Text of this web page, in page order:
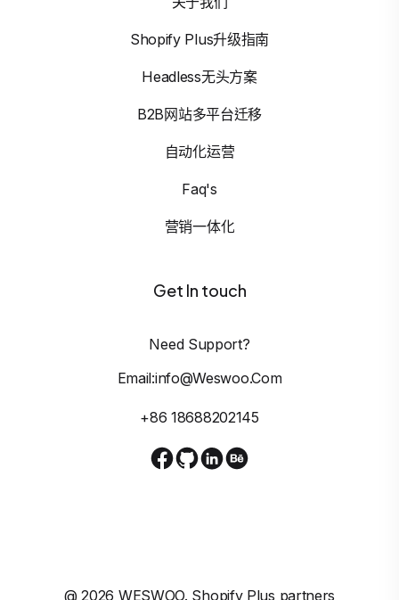
Shopify Plus升级指南
Headless无头方案
B2B网站多平台迁移
自动化运营
Faq's
营销一体化
Get In touch
Need Support?
Email:info@weswoo.com
+86 18688202145
@2026 WESWOO. Shopify Plus partners